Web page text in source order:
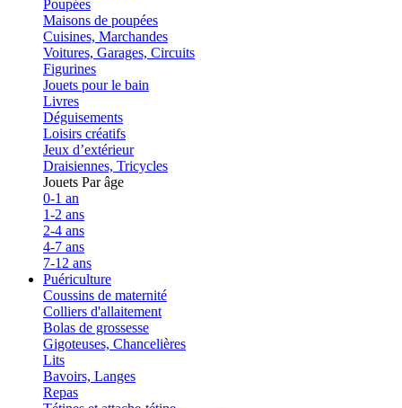
Poupées
Maisons de poupées
Cuisines, Marchandes
Voitures, Garages, Circuits
Figurines
Jouets pour le bain
Livres
Déguisements
Loisirs créatifs
Jeux d’extérieur
Draisiennes, Tricycles
Jouets Par âge
0-1 an
1-2 ans
2-4 ans
4-7 ans
7-12 ans
Puériculture
Coussins de maternité
Colliers d'allaitement
Bolas de grossesse
Gigoteuses, Chancelières
Lits
Bavoirs, Langes
Repas